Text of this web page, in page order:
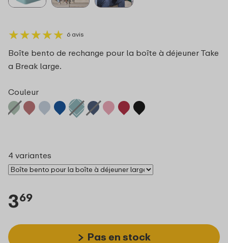
★★★★★
★★★★★ 6 avis
Boîte bento de rechange pour la boîte à déjeuner Take
a Break large.
Couleur
4 variantes
369
Pas en stock